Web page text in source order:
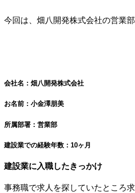
今回は、畑八開発株式会社の営業
会社名：畑八開発株式会社
お名前：小金澤朋美
所属部署：営業部
建設業での経験年数：10ヶ月
建設業に入職したきっかけ
事務職で求人を探していたところ